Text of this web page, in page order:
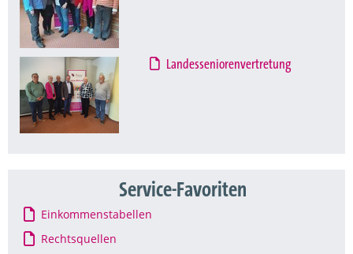
Landesseniorenvertretung
Service-Favoriten
Einkommenstabellen
Rechtsquellen